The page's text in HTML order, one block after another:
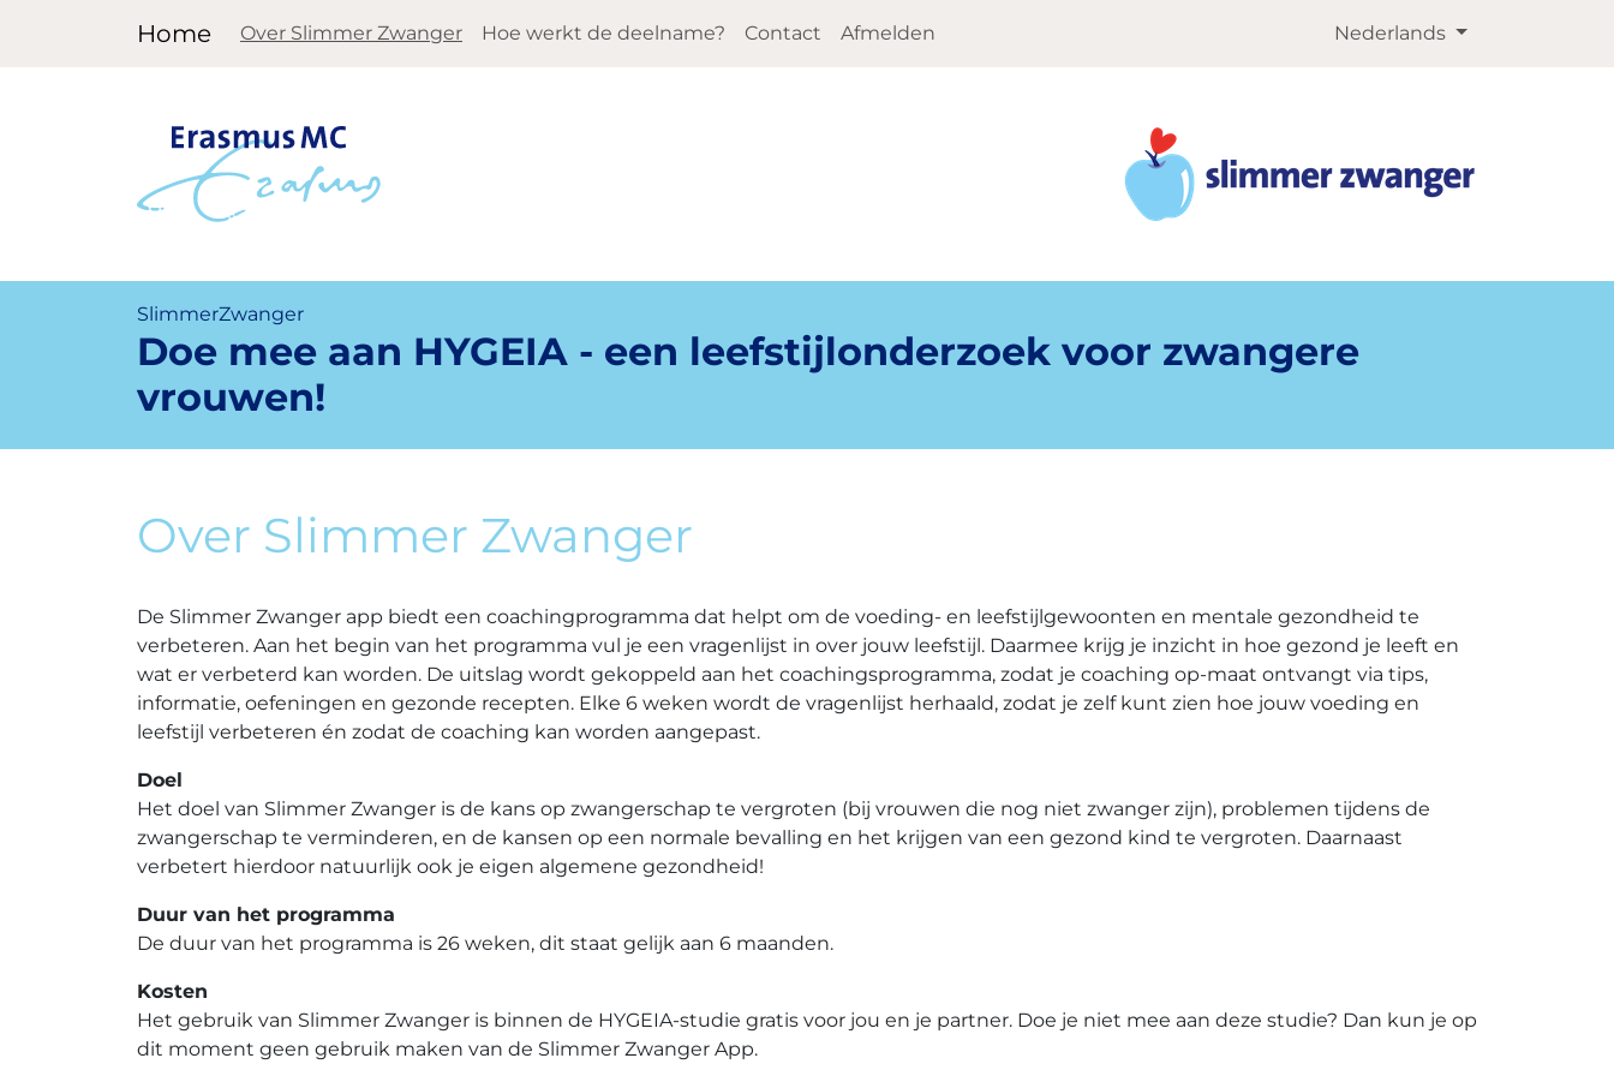
Home Over Slimmer Zwanger Hoe werkt de deelname? Contact Afmelden Nederlands
SlimmerZwanger
Doe mee aan HYGEIA - een leefstijlonderzoek voor zwangere
vrouwen!
Over Slimmer Zwanger
De Slimmer Zwanger app biedt een coachingprogramma dat helpt om de voeding- en leefstijlgewoonten en mentale gezondheid te
verbeteren. Aan het begin van het programma vul je een vragenlijst in over jouw leefstijl. Daarmee krijg je inzicht in hoe gezond je leeft en
wat er verbeterd kan worden. De uitslag wordt gekoppeld aan het coachingsprogramma, zodat je coaching op-maat ontvangt via tips,
informatie, oefeningen en gezonde recepten. Elke 6 weken wordt de vragenlijst herhaald, zodat je zelf kunt zien hoe jouw voeding en
leefstijl verbeteren én zodat de coaching kan worden aangepast.
Doel
Het doel van Slimmer Zwanger is de kans op zwangerschap te vergroten (bij vrouwen die nog niet zwanger zijn), problemen tijdens de
zwangerschap te verminderen, en de kansen op een normale bevalling en het krijgen van een gezond kind te vergroten. Daarnaast
verbetert hierdoor natuurlijk ook je eigen algemene gezondheid!
Duur van het programma
De duur van het programma is 26 weken, dit staat gelijk aan 6 maanden.
Kosten
Het gebruik van Slimmer Zwanger is binnen de HYGEIA-studie gratis voor jou en je partner. Doe je niet mee aan deze studie? Dan kun je op
dit moment geen gebruik maken van de Slimmer Zwanger App.